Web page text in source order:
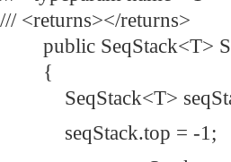
/// <returns></returns>
public SeqStack<T>
{
SeqStack<T>
seqStack.top = -1;